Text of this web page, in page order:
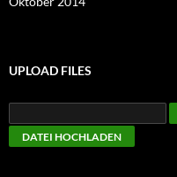
UPLOAD FILES